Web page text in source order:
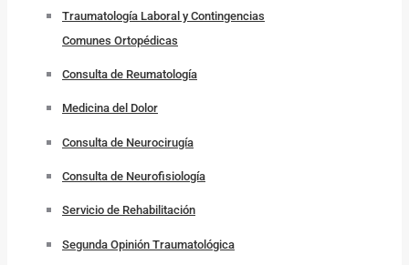
Traumatología Laboral y Contingencias
Comunes Ortopédicas
Consulta de Reumatología
Medicina del Dolor
Consulta de Neurocirugía
Consulta de Neurofisiología
Servicio de Rehabilitación
Segunda Opinión Traumatológica